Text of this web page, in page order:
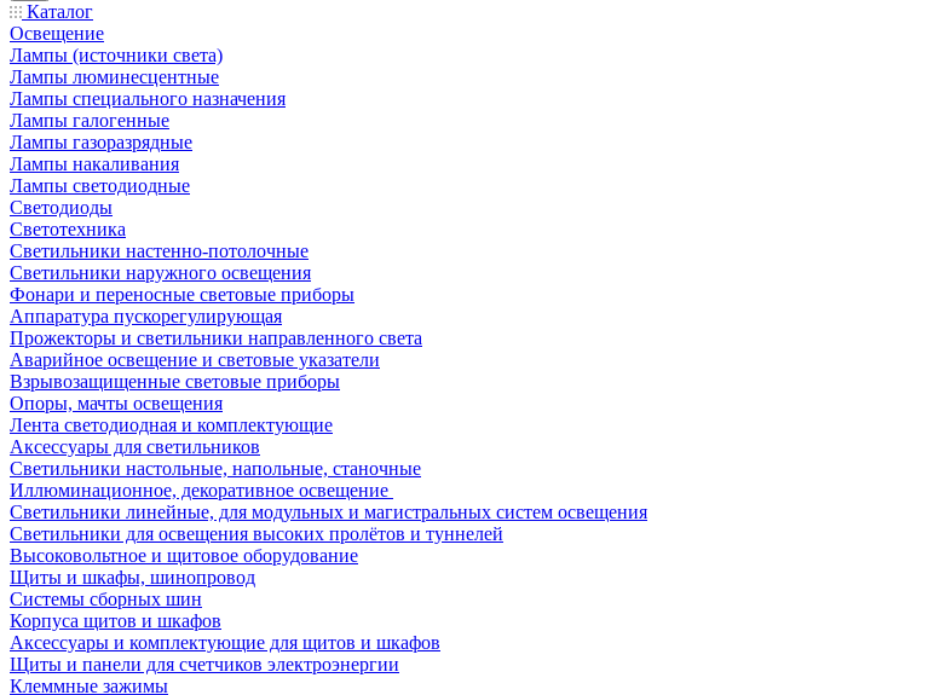
Каталог
Освещение
Лампы (источники света)
Лампы люминесцентные
Лампы специального назначения
Лампы галогенные
Лампы газоразрядные
Лампы накаливания
Лампы светодиодные
Светодиоды
Светотехника
Светильники настенно-потолочные
Светильники наружного освещения
Фонари и переносные световые приборы
Аппаратура пускорегулирующая
Прожекторы и светильники направленного света
Аварийное освещение и световые указатели
Взрывозащищенные световые приборы
Опоры, мачты освещения
Лента светодиодная и комплектующие
Аксессуары для светильников
Светильники настольные, напольные, станочные
Иллюминационное, декоративное освещение
Светильники линейные, для модульных и магистральных систем освещения
Светильники для освещения высоких пролётов и туннелей
Высоковольтное и щитовое оборудование
Щиты и шкафы, шинопровод
Системы сборных шин
Корпуса щитов и шкафов
Аксессуары и комплектующие для щитов и шкафов
Щиты и панели для счетчиков электроэнергии
Клеммные зажимы